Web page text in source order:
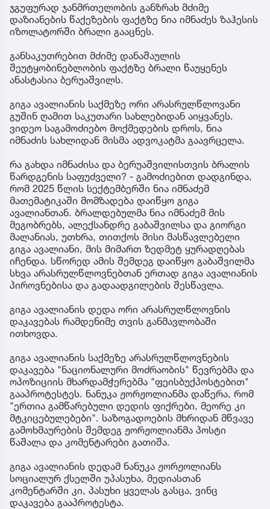
ჯგუფურად ჯანმრთელობის განზრახ მძიმე
დაზიანების წაქეზების ფაქტზე ნია იმნაძეს ზაჰესის
იზოლატორში ბრალი გააცნეს.
განსაკუთრებით მძიმე დანაშაულის
შეუტყობინებლობის ფაქტზე ბრალი წაუყენეს
ანასტასია ბერუაშვილს.
გიგა ავალიანის საქმეზე ორი არასრულწლოვანი
გუშინ ღამით საკუთარი სახლებიდან აიყვანეს.
ვიდეო საგამოძიებო მოქმედების დროს, ნია
იმნაძის სახლიდან მისმა ადვოკატმა გაავრცელა.
რა გახდა იმნაძისა და ბერუაშვილისთვის ბრალის
წარდგენის საფუძველი? - გამოძიებით დადგინდა,
რომ 2025 წლის სექტემბერში ნია იმნაძემ
მათემატიკაში მომზადება დაიწყო გიგა
ავალიანთან. ბრალდებულმა ნია იმნაძემ მის
მეგობრებს, ალექსანდრე გაბაშვილსა და გიორგი
მალანიას, უთხრა, თითქოს მისი მასწავლებელი
გიგა ავალიანი, მის მიმართ ზედმეტ ყურადღებას
იჩენდა. სწორედ ამის შემდეგ დაიწყო გაბაშვილმა
სხვა არასრულწლოვნებთან ერთად გიგა ავალიანის
პიროვნებისა და გადაადგილების შესწავლა.
გიგა ავალიანის დედა ორი არასრულწლოვნის
დაკავებას რამდენიმე თვის განმავლობაში
ითხოვდა.
გიგა ავალიანის საქმეზე არასრულწლოვნების
დაკავება "ნაციონალური მოძრაობის" წევრებმა და
ოპოზიციის მხარდამჭერებმა "ფეისბუქპოსტებით"
გააპროტესტეს. ნანუკა ჟორჟოლიანმა დაწერა, რომ
"ერთია გამწარებული დედის ფიქრები, მეორე კი
მტკიცებულებები". საზოგადოების მხრიდან მწვავე
გამოხმაურების შემდეგ ჟორჟოლიანმა პოსტი
წაშალა და კომენტარები გათიშა.
გიგა ავალიანის დედამ ნანუკა ჟორჟოლიანს
სოციალურ ქსელში უპასუხა, მედიასთან
კომენტარში კი, პასუხი ყველას გასცა, ვინც
დაკავება გააპროტესტა.